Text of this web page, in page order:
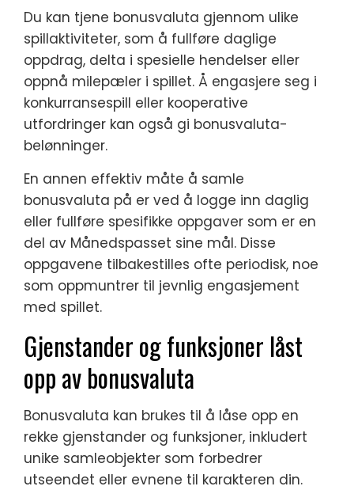
Du kan tjene bonusvaluta gjennom ulike
spillaktiviteter, som å fullføre daglige
oppdrag, delta i spesielle hendelser eller
oppnå milepæler i spillet. Å engasjere seg i
konkurransespill eller kooperative
utfordringer kan også gi bonusvaluta-
belønninger.
En annen effektiv måte å samle
bonusvaluta på er ved å logge inn daglig
eller fullføre spesifikke oppgaver som er en
del av Månedspasset sine mål. Disse
oppgavene tilbakestilles ofte periodisk, noe
som oppmuntrer til jevnlig engasjement
med spillet.
Gjenstander og funksjoner låst
opp av bonusvaluta
Bonusvaluta kan brukes til å låse opp en
rekke gjenstander og funksjoner, inkludert
unike samleobjekter som forbedrer
utseendet eller evnene til karakteren din.